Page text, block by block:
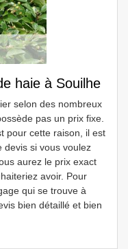
haie à Souilhe
selon des nombreux
pas un prix fixe.
pour cette raison, il est
devis si vous voulez
aurez le prix exact
avoir. Pour
qui se trouve à
bien détaillé et bien